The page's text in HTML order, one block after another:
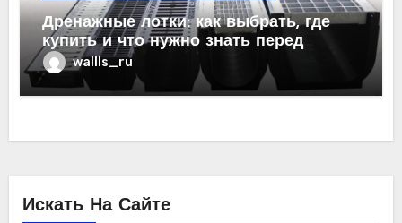
Дренажные лотки: как выбрать, где
купить и что нужно знать перед
покупкой
wallls_ru
Искать На Сайте